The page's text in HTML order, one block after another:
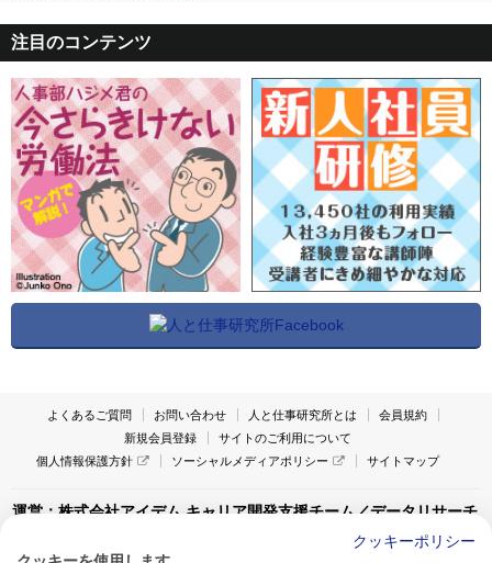
注目のコンテンツ
よくあるご質問 お問い合わせ 人と仕事研究所とは
会員規約
新規会員登録
サイトのご利用について
個人情報保護方針
ソーシャルメディアポリシー サイトマップ
運営：株式会社アイデム キャリア開発支援チーム／データリサーチ
クッキーポリシー